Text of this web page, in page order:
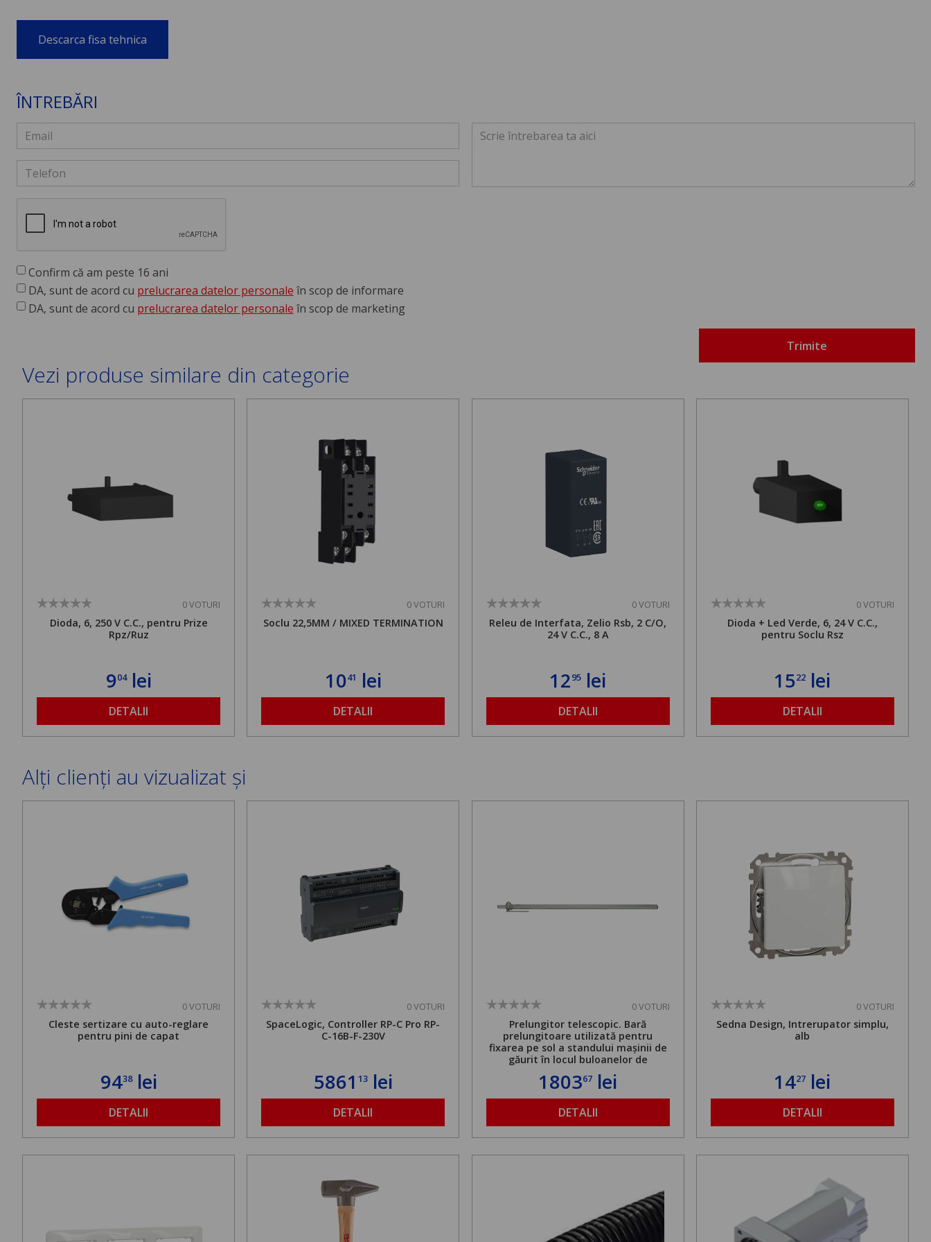
Descarca fisa tehnica
ÎNTREBĂRI
Confirm că am peste 16 ani
DA, sunt de acord cu prelucrarea datelor personale în scop de informare
DA, sunt de acord cu prelucrarea datelor personale în scop de marketing
Trimite
Vezi produse similare din categorie
0 VOTURI
Dioda, 6, 250 V C.C., pentru Prize
Rpz/Ruz
904lei
DETALII
0 VOTURI
Soclu 22,5MM / MIXED TERMINATION
1041 lei
DETALII
0 VOTURI
Releu de Interfata, Zelio Rsb, 2 C/O,
24 V C.C., 8 A
1295 lei
DETALII
0 VOTURI
Dioda + Led Verde, 6, 24 V C.C.,
pentru Soclu Rsz
1522 lei
DETALII
Alți clienți au vizualizat și
0 VOTURI
Cleste sertizare cu auto-reglare
pentru pini de capat
9438lei
DETALII
0 VOTURI
SpaceLogic, Controller RP-C Pro RP-
C-16B-F-230V
5861 13lei
DETALII
0 VOTURI
Prelungitor telescopic. Bară
prelungitoare utilizată pentru
fixarea pe sol a standului mașinii de
găurit în locul buloanelor de
de 500 kg și înălțime reglabilă de la
180367 lei
DETALII
0 VOTURI
Sedna Design, Intrerupator simplu,
alb
1427 lei
DETALII